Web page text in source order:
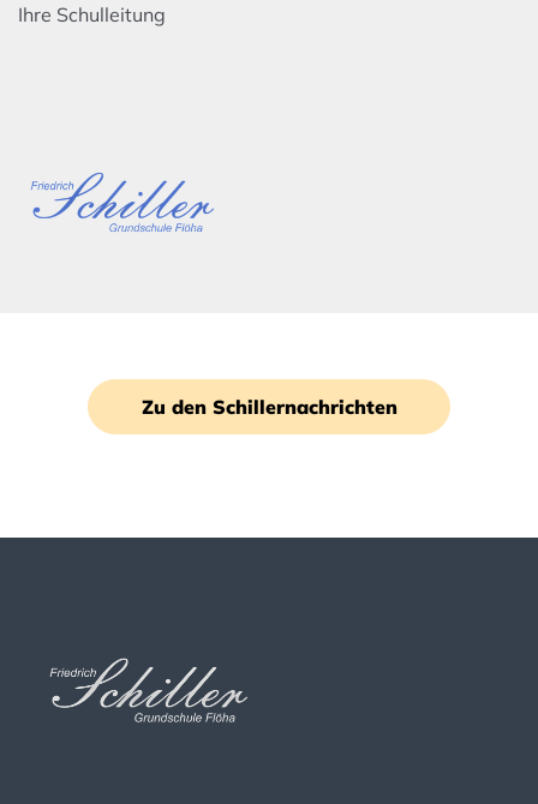
Ihre Schulleitung
Zu den Schillernachrichten